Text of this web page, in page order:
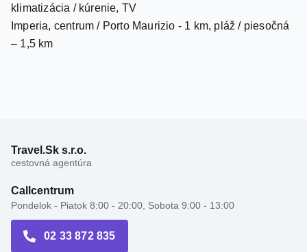
klimatizácia / kúrenie, TV
Imperia, centrum / Porto Maurizio - 1 km, pláž / piesočná
– 1,5 km
Travel.Sk s.r.o.
cestovná agentúra
Callcentrum
Pondelok - Piatok 8:00 - 20:00, Sobota 9:00 - 13:00
02 33 872 835